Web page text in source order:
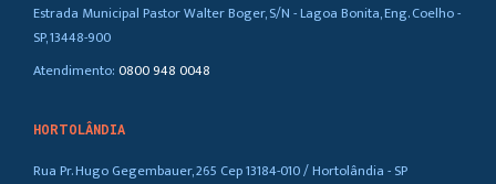
Estrada Municipal Pastor Walter Boger, S/N - Lagoa Bonita, Eng. Coelho -
SP, 13448-900
Atendimento:0800 948 0048
HORTOLÂNDIA
Rua Pr. Hugo Gegembauer, 265 Cep 13184-010 / Hortolândia - SP